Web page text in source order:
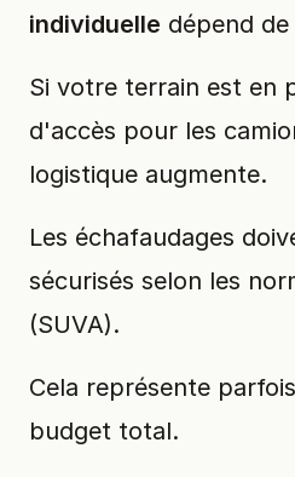
individuelle dépend
Si votre terrain est en
d'accès pour les
logistique augmente.
Les échafaudages
sécurisés selon les
(SUVA).
Cela représente
budget total.